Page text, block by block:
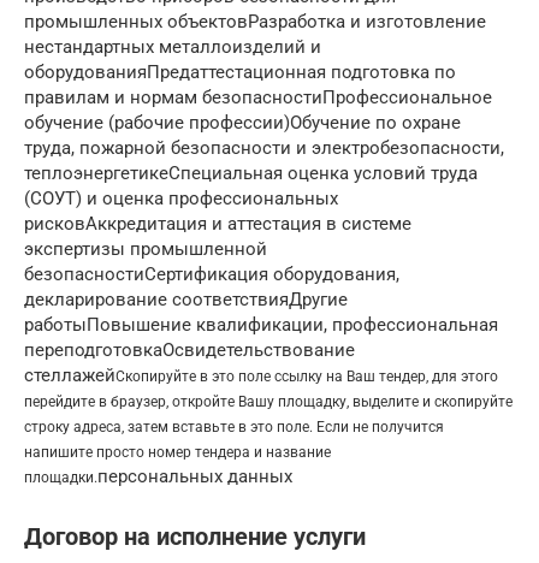
промышленных объектовРазработка и изготовление
нестандартных металлоизделий и
оборудованияПредаттестационная подготовка по
правилам и нормам безопасностиПрофессиональное
обучение (рабочие профессии)Обучение по охране
труда, пожарной безопасности и электробезопасности,
теплоэнергетикеСпециальная оценка условий труда
(СОУТ) и оценка профессиональных
рисковАккредитация и аттестация в системе
экспертизы промышленной
безопасностиСертификация оборудования,
декларирование соответствияДругие
работыПовышение квалификации, профессиональная
переподготовкаОсвидетельствование
стеллажейСкопируйте в это поле ссылку на Ваш тендер, для этого
перейдите в браузер, откройте Вашу площадку, выделите и скопируйте
строку адреса, затем вставьте в это поле. Если не получится
напишите просто номер тендера и название
площадки.персональных данных
Договор на исполнение услуги